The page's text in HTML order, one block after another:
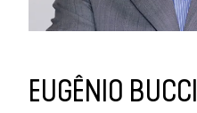
EUGÊNIO BUCCI